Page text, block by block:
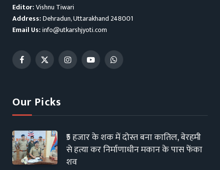
Editor:Vishnu Tiwari
Address:Dehradun, Uttarakhand 248001
Email Us:info@utkarshjyoti.com
Facebook
X
InstagramYouTubeWhatsApp
Our Picks
₹5 हजार के शक में दोस्त बना कातिल, बेरहमी
से हत्या कर निर्माणाधीन मकान के पास फेंका
शव